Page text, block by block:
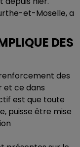
et-Moselle, a
DES
des
et ce dans
est que toute
puisse être mise